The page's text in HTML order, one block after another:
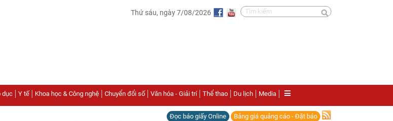
Thứ sáu, ngày 7/08/2026
dục Y tế Khoa học & Công nghệ Chuyển đổi số Văn hóa - Giải trí Thể thao Du lịch Media
Đọc báo giấy Online Bảng giá quảng cáo - Đặt báo